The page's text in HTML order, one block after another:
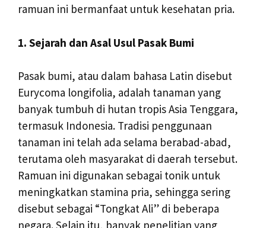
ramuan ini bermanfaat untuk kesehatan pria.
1. Sejarah dan Asal Usul Pasak Bumi
Pasak bumi, atau dalam bahasa Latin disebut
Eurycoma longifolia, adalah tanaman yang
banyak tumbuh di hutan tropis Asia Tenggara,
termasuk Indonesia. Tradisi penggunaan
tanaman ini telah ada selama berabad-abad,
terutama oleh masyarakat di daerah tersebut.
Ramuan ini digunakan sebagai tonik untuk
meningkatkan stamina pria, sehingga sering
disebut sebagai “Tongkat Ali” di beberapa
negara. Selain itu, banyak penelitian yang